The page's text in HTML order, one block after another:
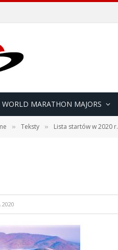
WORLD MARATHON MAJORS
» Teksty » Lista startów w 2020 r.
2020